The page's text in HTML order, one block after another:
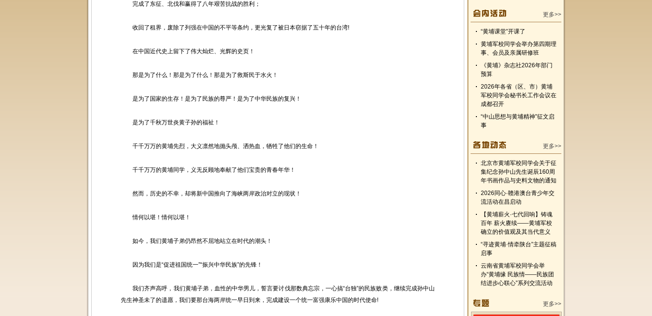
完成了东征、北伐和赢得了八年艰苦抗战的胜利；
收回了租界，废除了列强在中国的不平等条约，更光复了被日本窃据了五十年的台湾!
在中国近代史上留下了伟大灿烂、光辉的史页！
那是为了什么！那是为了什么！那是为了救斯民于水火！
是为了国家的生存！是为了民族的尊严！是为了中华民族的复兴！
是为了千秋万世炎黄子孙的福祉！
千千万万的黄埔先烈，大义凛然地抛头颅、洒热血，牺牲了他们的生命！
千千万万的黄埔同学，义无反顾地奉献了他们宝贵的青春年华！
然而，历史的不幸，却将新中国推向了海峡两岸政治对立的现状！
情何以堪！情何以堪！
如今，我们黄埔子弟仍昂然不屈地站立在时代的潮头！
因为我们是“促进祖国统一”“振兴中华民族”的先锋！
我们齐声高呼，我们黄埔子弟，血性的中华男儿，誓言要讨伐那数典忘宗，一心搞“台独”的民族败类，继续完成孙中山
先生神圣未了的遗愿，我们要那台海两岸统一早日到来，完成建设一个统一富强康乐中国的时代使命!
更多>>
“黄埔课堂”开课了
黄埔军校同学会举办第四期理
事、会员及亲属研修班
《黄埔》杂志社2026年部门
预算
2026年各省（区、市）黄埔
军校同学会秘书长工作会议在
成都召开
“中山思想与黄埔精神”征文启
事
更多>>
北京市黄埔军校同学会关于征
集纪念孙中山先生诞辰160周
年书画作品与史料文物的通知
2026同心·赣港澳台青少年交
流活动在昌启动
【黄埔薪火·七代回响】铸魂
百年 薪火赓续——黄埔军校
确立的价值观及其当代意义
“寻迹黄埔·情牵陕台”主题征稿
启事
云南省黄埔军校同学会举
办“黄埔缘 民族情——民族团
结进步心联心”系列交流活动
更多>>